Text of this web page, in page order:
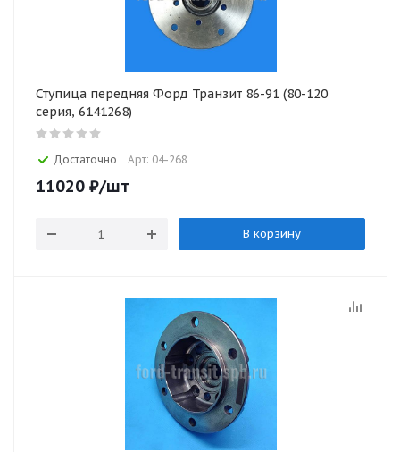
Ступица передняя Форд Транзит 86-91 (80-120
серия, 6141268)
Достаточно Арт: 04-268
11020 ₽/шт
В корзину